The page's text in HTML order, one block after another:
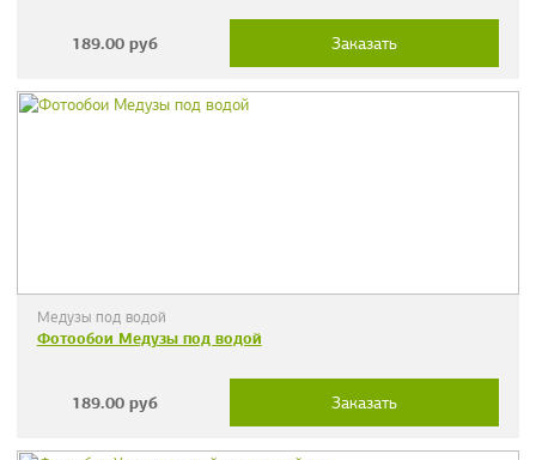
189.00 руб Заказать
Медузы под водой
Фотообои Медузы под водой
189.00 руб Заказать